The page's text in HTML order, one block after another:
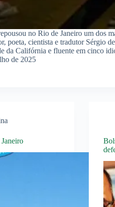
no Rio de Janeiro um dos
poeta, cientista e tradutor Sérgio
da Califórnia e fluente em cinco
de 2025